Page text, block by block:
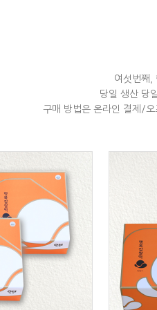
여섯번째,
당일 생산 당
구매 방법은 온라인 결제/